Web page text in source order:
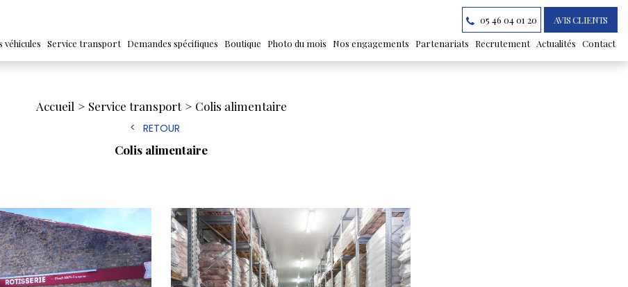
véhicules Service transport Demandes spécifiques Boutique Photo du mois Nos engagements Partenariats Recrutement Actualités Contact
05 46 04 01 20 AVIS CLIENTS
Accueil Service transport Colis alimentaire
RETOUR
Colis alimentaire